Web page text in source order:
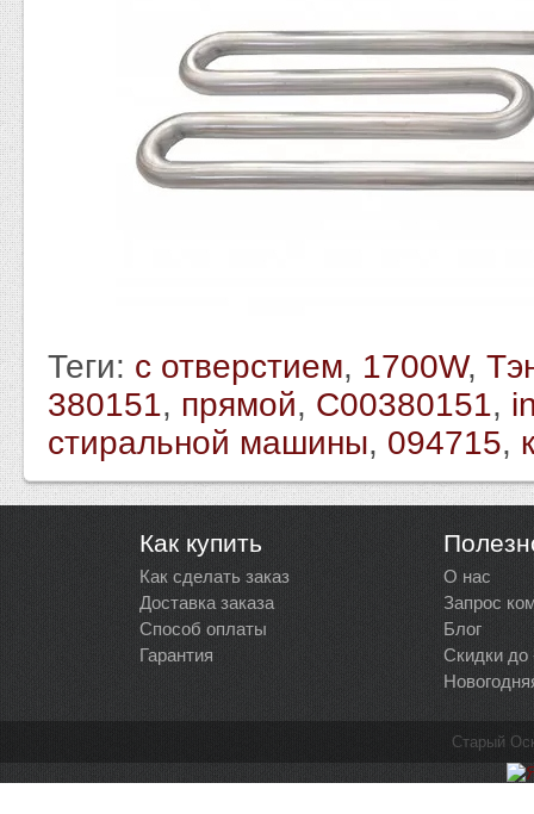
Теги: с отверстием, 1700W,
380151, прямой, C00380151,
стиральной машины, 094715,
Как купить
Как сделать заказ
Доставка заказа
Способ оплаты
Гарантия
О нас
Запрос
Блог
Скидки до
Старый